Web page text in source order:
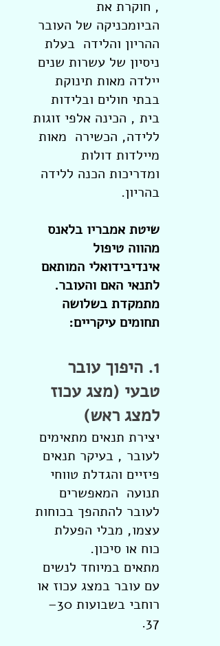
, חוקרת את
הביומכניקה של העובר
ההריון והלידה בעלת
ניסיון של עשרות שנים
יילדה מאות תינוקת
בבתי חולים ובלידות
בית , הכינה אלפי זוגות
ללידה, הכשירה מאות
מיילדות דולות
ומדריכות הכנה ללידה
בהריון.
שיטת אמבריו בלאנס
מהווה טיפול
אינדיבידואלי המותאם
לתנאי האם והעובר.
מתמקדת בשלושה
תחומים עיקריים:
1. היפוך עובר
טבעי (מצג עכוז
למצג ראש)
יצירת תנאים מתאימים
לעובר , בעיקר תנאים
פיזיים והגדלת טווחי
תנועה המאפשרים
לעובר להתהפך בכוחות
עצמו, מבלי הפעלת
כוח או סיכון.
מתאים במיוחד לנשים
עם עובר במצג עכוז או
רוחבי בשבועות 30–
37.